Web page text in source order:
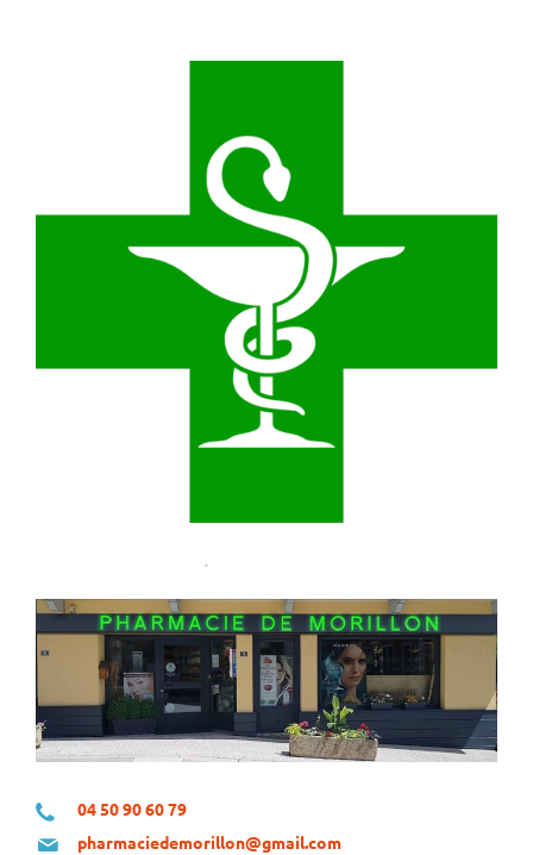
04 50 90 60 79
pharmaciedemorillon@gmail.com